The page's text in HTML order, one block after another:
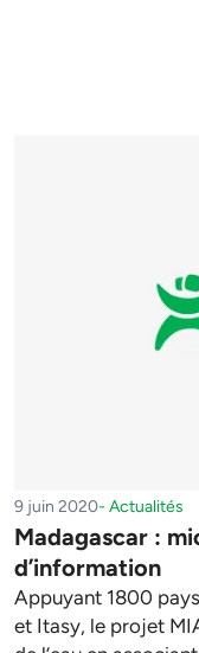
9 juin 2020- Actualités
Madagascar :
d’information
Appuyant 1800
et Itasy, le projet